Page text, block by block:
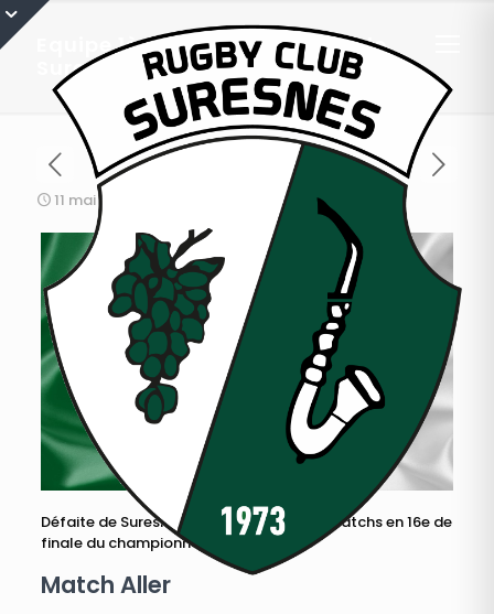
Equipe 1ère séniors : Résumé de
Suresnes / Niort (Aller – Retour)
11 mai 2015
Défaite de Suresnes au cumul des deux matchs en 16e de
finale du championnat de Fédérale 2.
Match Aller